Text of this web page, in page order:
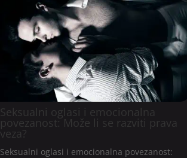
Seksualni oglasi i emocionalna
povezanost: Može li se razviti prava
veza?
Seksualni oglasi i emocionalna povezanost: